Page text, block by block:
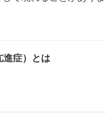
進症）とは